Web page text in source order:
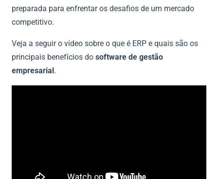
preparada para enfrentar os desafios de um mercado
competitivo.
Veja a seguir o vídeo sobre o que é ERP e quais são os
principais benefícios do software de gestão
empresarial.